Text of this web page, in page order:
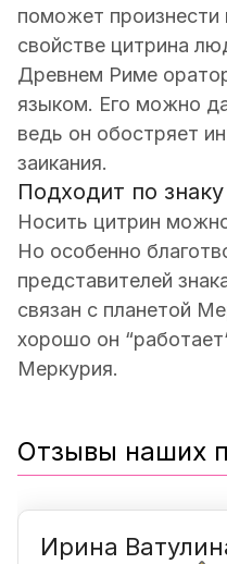
поможет
свойстве цитрина
Древнем Риме
языком. Его можно
ведь он обостряет
заикания.
Подходит по
Носить цитрин
Но особенно
представителей
связан с планетой
хорошо он
Меркурия.
Отзывы наших
Ирина